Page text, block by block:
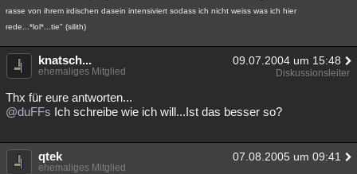
rasse von ihrem irdischen dasein intensiviert sodass ich nicht weiss was ich hier
rede...*lol*...tie" (silith)
knatsch... 09.07.2004 um 15:48
ehemaliges Mitglied Diskussionsleiter
Thx für eure antworten...
@duFFs Ich schreibe wie ich will...Ist das besser so?
qtek 07.08.2005 um 09:41
ehemaliges Mitglied